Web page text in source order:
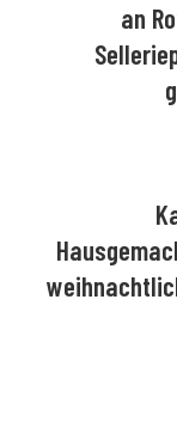
an